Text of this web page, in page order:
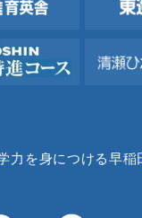
力を身につける早稲